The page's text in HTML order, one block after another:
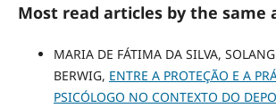
Most read articles by the same
MARIA DE FÁTIMA DA SILVA,
BERWIG, ENTRE A PROTEÇÃO E A
PSICÓLOGO NO CONTEXTO DO